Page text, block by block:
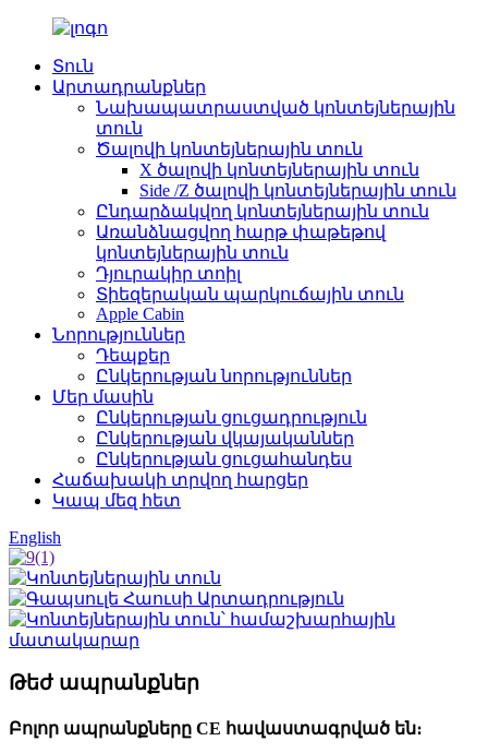
Տուն
Արտադրանքներ
Նախապատրաստված կոնտեյներային
տուն
Ծալովի կոնտեյներային տուն
X ծալովի կոնտեյներային տուն
Side /Z ծալովի կոնտեյներային տուն
Ընդարձակվող կոնտեյներային տուն
Առանձնացվող հարթ փաթեթով
կոնտեյներային տուն
Դյուրակիր տոիլ
Տիեզերական պարկուճային տուն
Apple Cabin
Նորություններ
Դեպքեր
Ընկերության նորություններ
Մեր մասին
Ընկերության ցուցադրություն
Ընկերության վկայականներ
Ընկերության ցուցահանդես
Հաճախակի տրվող հարցեր
Կապ մեզ հետ
English
Թեժ ապրանքներ
Բոլոր ապրանքները CE հավաստագրված են։